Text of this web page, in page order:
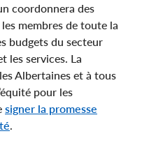
coordonnera des
membres de toute la
budgets du secteur
les services. La
Albertaines et à tous
pour les
signer la promesse